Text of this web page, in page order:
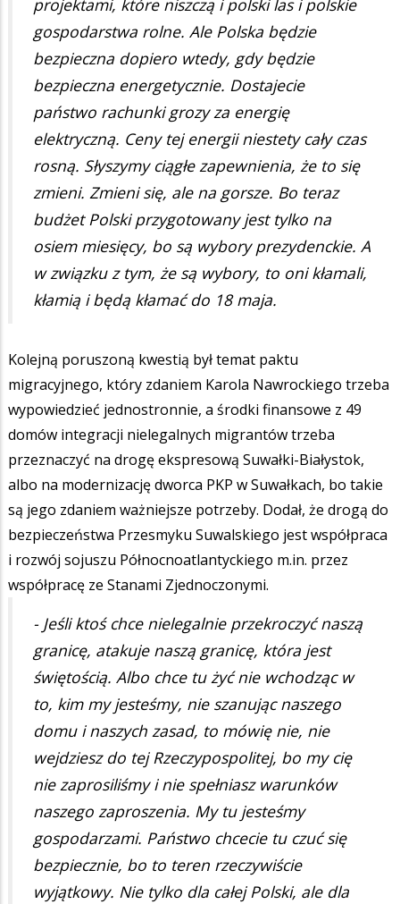
projektami, które niszczą i polski las i polskie
gospodarstwa rolne. Ale Polska będzie
bezpieczna dopiero wtedy, gdy będzie
bezpieczna energetycznie. Dostajecie
państwo rachunki grozy za energię
elektryczną. Ceny tej energii niestety cały czas
rosną. Słyszymy ciągłe zapewnienia, że to się
zmieni. Zmieni się, ale na gorsze. Bo teraz
budżet Polski przygotowany jest tylko na
osiem miesięcy, bo są wybory prezydenckie. A
w związku z tym, że są wybory, to oni kłamali,
kłamią i będą kłamać do 18 maja.
Kolejną poruszoną kwestią był temat paktu
migracyjnego, który zdaniem Karola Nawrockiego trzeba
wypowiedzieć jednostronnie, a środki finansowe z 49
domów integracji nielegalnych migrantów trzeba
przeznaczyć na drogę ekspresową Suwałki-Białystok,
albo na modernizację dworca PKP w Suwałkach, bo takie
są jego zdaniem ważniejsze potrzeby. Dodał, że drogą do
bezpieczeństwa Przesmyku Suwalskiego jest współpraca
i rozwój sojuszu Północnoatlantyckiego m.in. przez
współpracę ze Stanami Zjednoczonymi.
- Jeśli ktoś chce nielegalnie przekroczyć naszą
granicę, atakuje naszą granicę, która jest
świętością. Albo chce tu żyć nie wchodząc w
to, kim my jesteśmy, nie szanując naszego
domu i naszych zasad, to mówię nie, nie
wejdziesz do tej Rzeczypospolitej, bo my cię
nie zaprosiliśmy i nie spełniasz warunków
naszego zaproszenia. My tu jesteśmy
gospodarzami. Państwo chcecie tu czuć się
bezpiecznie, bo to teren rzeczywiście
wyjątkowy. Nie tylko dla całej Polski, ale dla